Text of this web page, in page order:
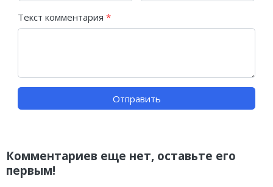
Комментариев еще нет, оставьте его
первым!
Текст комментария *
Отправить